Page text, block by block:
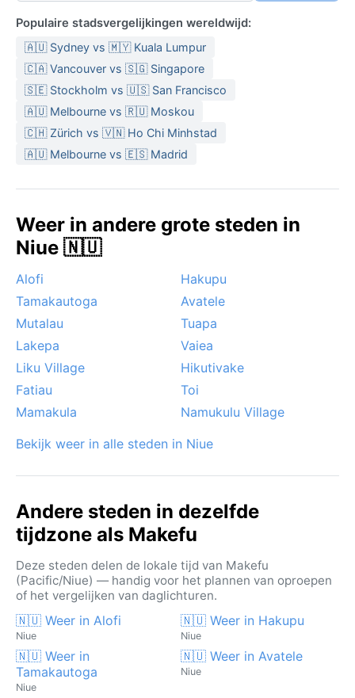
Populaire stadsvergelijkingen wereldwijd:
🇦🇺 Sydney vs 🇲🇾 Kuala Lumpur
🇨🇦 Vancouver vs 🇸🇬 Singapore
🇸🇪 Stockholm vs 🇺🇸 San Francisco
🇦🇺 Melbourne vs 🇷🇺 Moskou
🇨🇭 Zürich vs 🇻🇳 Ho Chi Minhstad
🇦🇺 Melbourne vs 🇪🇸 Madrid
Weer in andere grote steden in
Niue 🇳🇺
Alofi
Hakupu
Tamakautoga
Avatele
Mutalau
Tuapa
Lakepa
Vaiea
Liku Village
Hikutivake
Fatiau
Toi
Mamakula
Namukulu Village
Bekijk weer in alle steden in Niue
Andere steden in dezelfde
tijdzone als Makefu
Deze steden delen de lokale tijd van Makefu
(Pacific/Niue) — handig voor het plannen van oproepen
of het vergelijken van daglichturen.
🇳🇺 Weer in Alofi
Niue
🇳🇺 Weer in Hakupu
Niue
🇳🇺 Weer in
Tamakautoga
Niue
🇳🇺 Weer in Avatele
Niue